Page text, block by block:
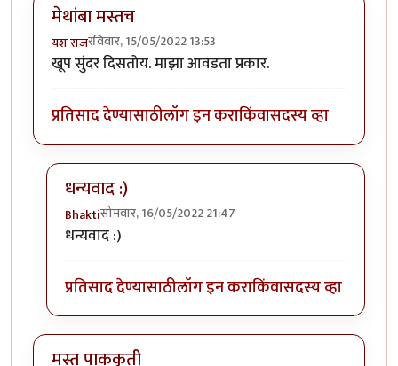
मेथांबा मस्तच
यश राजरविवार, 15/05/2022 13:53
खूप सुंदर दिसतोय. माझा आवडता प्रकार.
प्रतिसाद देण्यासाठीलॉग इन कराकिंवासदस्य व्हा
धन्यवाद :)
Bhaktiसोमवार, 16/05/2022 21:47
In reply to
धन्यवाद :)
प्रतिसाद देण्यासाठीलॉग इन कराकिंवासदस्य व्हा